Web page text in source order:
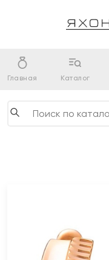
Главная Каталог